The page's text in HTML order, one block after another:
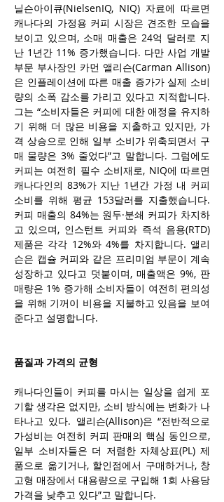
닐슨아이큐(NielsenIQ, NIQ) 자료에 따르면
캐나다의 가정용 커피 시장은 견조한 모습을
보이고 있으며, 소매 매출은 24억 달러로 지
난 1년간 11% 증가했습니다. 다만 사업 개발
부문 부사장인 카먼 앨리슨(Carman Allison)
은 인플레이션에 따른 매출 증가가 실제 소비
량의 소폭 감소를 가리고 있다고 지적합니다.
그는 “소비자들은 커피에 대한 애정을 유지하
기 위해 더 많은 비용을 지출하고 있지만, 가
격 상승으로 인해 일부 소비가 위축되면서 구
매 물량은 3% 줄었다”고 말합니다. 그럼에도
커피는 여전히 필수 소비재로, NIQ에 따르면
캐나다인의 83%가 지난 1년간 가정 내 커피
소비를 위해 평균 153달러를 지출했습니다.
커피 매출의 84%는 원두·분쇄 커피가 차지하
고 있으며, 인스턴트 커피와 즉석 음용(RTD)
제품은 각각 12%와 4%를 차지합니다. 앨리
슨은 캡슐 커피와 같은 프리미엄 부문이 계속
성장하고 있다고 덧붙이며, 매출액은 9%, 판
매량은 1% 증가해 소비자들이 여전히 편의성
을 위해 기꺼이 비용을 지불하고 있음을 보여
준다고 설명합니다.
품질과 가격의 균형
캐나다인들이 커피를 마시는 일상을 쉽게 포
기할 생각은 없지만, 소비 방식에는 변화가 나
타나고 있다. 앨리슨(Allison)은 “전반적으로
가성비는 여전히 커피 판매의 핵심 동인으로,
일부 소비자들은 더 저렴한 자체상표(PL) 제
품으로 옮기거나, 할인점에서 구매하거나, 창
고형 매장에서 대용량으로 구입해 1회 사용당
가격을 낮추고 있다”고 말합니다.